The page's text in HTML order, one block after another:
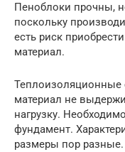
Пеноблоки прочны,
поскольку
есть риск
материал.
Теплоизоляционные
материал не
нагрузку.
фундамент.
размеры пор